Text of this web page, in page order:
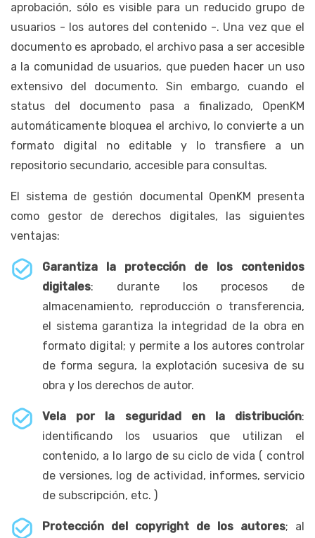
aprobación, sólo es visible para un reducido grupo de
usuarios - los autores del contenido -. Una vez que el
documento es aprobado, el archivo pasa a ser accesible
a la comunidad de usuarios, que pueden hacer un uso
extensivo del documento. Sin embargo, cuando el
status del documento pasa a finalizado, OpenKM
automáticamente bloquea el archivo, lo convierte a un
formato digital no editable y lo transfiere a un
repositorio secundario, accesible para consultas.
El sistema de gestión documental OpenKM presenta
como gestor de derechos digitales, las siguientes
ventajas:
Garantiza la protección de los contenidos
digitales: durante los procesos de
almacenamiento, reproducción o transferencia,
el sistema garantiza la integridad de la obra en
formato digital; y permite a los autores controlar
de forma segura, la explotación sucesiva de su
obra y los derechos de autor.
Vela por la seguridad en la distribución:
identificando los usuarios que utilizan el
contenido, a lo largo de su ciclo de vida ( control
de versiones, log de actividad, informes, servicio
de subscripción, etc. )
Protección del copyright de los autores; al